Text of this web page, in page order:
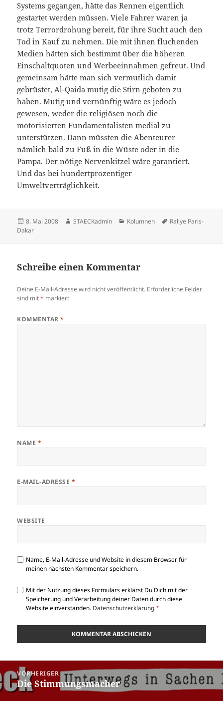
Systems gegangen, hätte das Rennen eigentlich
gestartet werden müssen. Viele Fahrer waren ja
trotz Terrordrohung bereit, für ihre Sucht auch den
Tod in Kauf zu nehmen. Die mit ihnen fluchenden
Medien hätten sich bestimmt über die höheren
Einschaltquoten und Werbeeinnahmen gefreut. Und
gemeinsam hätte man sich vermutlich damit
gebrüstet, Al-Qaida mutig die Stirn geboten zu
haben. Mutig und vernünftig wäre es jedoch
gewesen, weder die religiösen noch die
motorisierten Fundamentalisten medial zu
unterstützen. Dann müssten die Abenteurer
nämlich bald zu Fuß in die Wüste oder in die
Pampa. Der nötige Nervenkitzel wäre garantiert.
Und das bei hundertprozentiger
Umweltverträglichkeit.
Veröffentlicht
am
8. Mai 2008 Autor
STAECKadmin Kategorien
Kolumnen Schlagwörter
Rallye Paris-
Dakar
Schreibe einen Kommentar
Deine E-Mail-Adresse wird nicht veröffentlicht. Erforderliche Felder
sind mit* markiert
KOMMENTAR*
NAME *
E-MAIL-ADRESSE *
WEBSITE
Name, E-Mail-Adresse und Website in diesem Browser für
meinen nächsten Kommentar speichern.
Mit der Nutzung dieses Formulars erklärst Du Dich mit der
Speicherung und Verarbeitung deiner Daten durch diese
Website einverstanden. Datenschutzerklärung *
Beitragsnavigation
VORHERIGER
Vorheriger
Beitrag:
Die Stimmungsmacher